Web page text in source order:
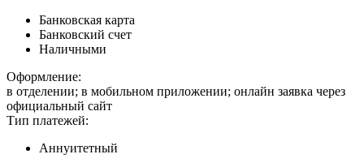
Банковская карта
Банковский счет
Наличными
Оформление:
в отделении; в мобильном приложении; онлайн заявка через
официальный сайт
Тип платежей:
Аннуитетный